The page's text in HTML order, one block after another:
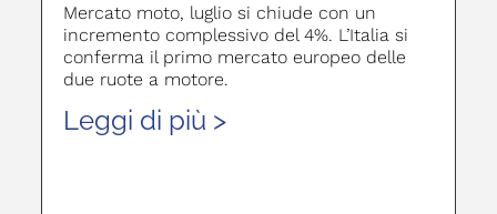
Mercato moto, luglio si chiude con un
incremento complessivo del 4%. L’Italia si
conferma il primo mercato europeo delle
due ruote a motore.
Leggi di più >